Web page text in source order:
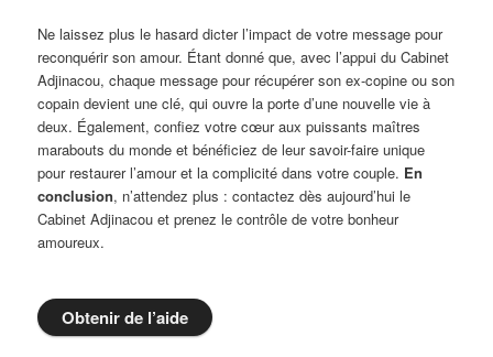
Ne laissez plus le hasard dicter l’impact de votre message pour
reconquérir son amour. Étant donné que, avec l’appui du Cabinet
Adjinacou, chaque message pour récupérer son ex-copine ou son
copain devient une clé, qui ouvre la porte d’une nouvelle vie à
deux. Également, confiez votre cœur aux puissants maîtres
marabouts du monde et bénéficiez de leur savoir-faire unique
pour restaurer l’amour et la complicité dans votre couple. En
conclusion, n’attendez plus : contactez dès aujourd’hui le
Cabinet Adjinacou et prenez le contrôle de votre bonheur
amoureux.
Obtenir de l’aide